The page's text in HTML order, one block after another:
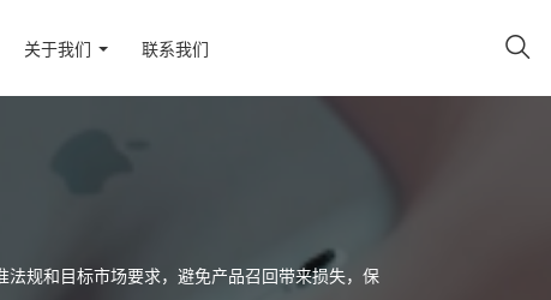
关于我们 联系我们
规和目标市场要求，避免产品召回带来损失，保